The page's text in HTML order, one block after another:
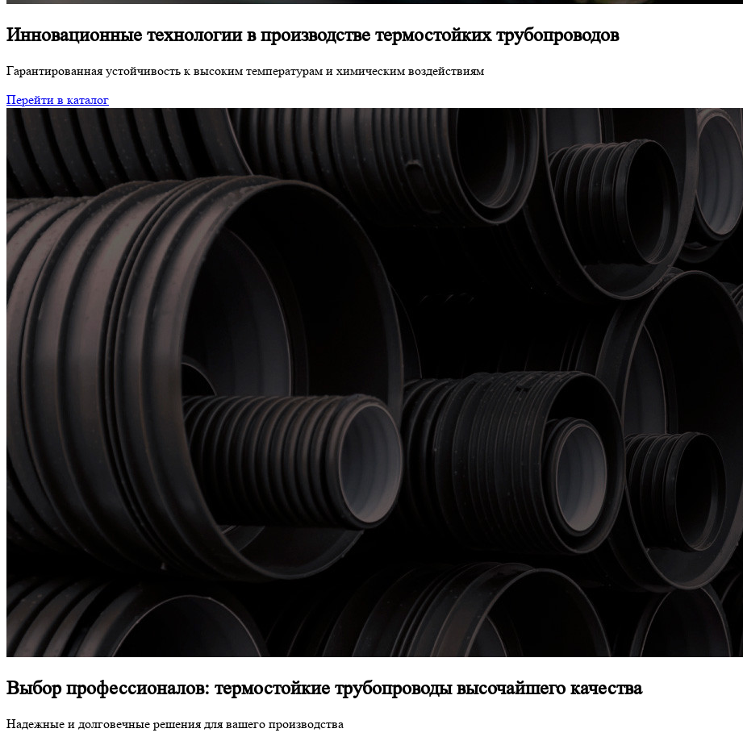
Инновационные технологии в производстве термостойких трубопроводов
Гарантированная устойчивость к высоким температурам и химическим воздействиям
Перейти в каталог
Выбор профессионалов: термостойкие трубопроводы высочайшего качества
Надежные и долговечные решения для вашего производства